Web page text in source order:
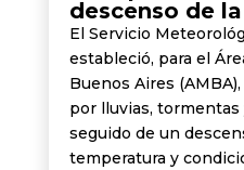
descenso de
El Servicio
estableció, para el
Buenos Aires
por lluvias, tormentas
seguido de un
temperatura y